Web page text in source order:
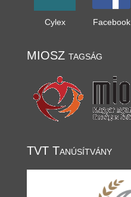
Cylex Facebook
MIOSZ tagság
TVT Tanúsítvány